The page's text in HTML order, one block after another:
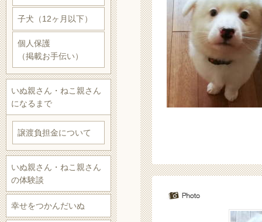
子犬（12ヶ月以下）
個人保護
（掲載お手伝い）
いぬ親さん・ねこ親さん
になるまで
譲渡負担金について
いぬ親さん・ねこ親さん
の体験談
幸せをつかんだいぬ